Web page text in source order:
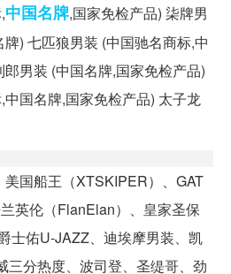
中国名牌,国家免检产品) 柒牌男
) 七匹狼男装 (中国驰名商标,中
男装 (中国名牌,国家免检产品)
国名牌,国家免检产品) 太子龙
国船王（XTSKIPER）、GAT
英伦（FlanElan）、皇家圣保
士佑U-JAZZ、迪埃摩男装、凯
三分热度、波司登、圣缇哥、劲